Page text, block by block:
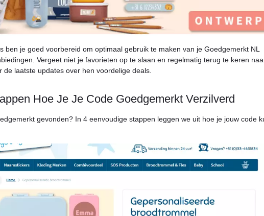
ben je goed voorbereid om optimaal gebruik te maken van je Goedgemerkt NL
Vergeet niet je favorieten op te slaan en regelmatig terug te keren
de laatste updates over hen voordelige deals.
Hoe Je Je Code Goedgemerkt Verzilverd
gevonden? In 4 eenvoudige stappen leggen we uit hoe je jouw code